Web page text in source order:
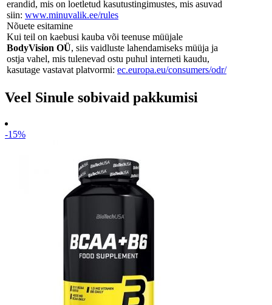
erandid, mis on loetletud kasutustingimustes, mis asuvad
siin: www.minuvalik.ee/rules
Nõuete esitamine
Kui teil on kaebusi kauba või teenuse müüjale
BodyVision OÜ, siis vaidluste lahendamiseks müüja ja
ostja vahel, mis tulenevad ostu puhul interneti kaudu,
kasutage vastavat platvormi: ec.europa.eu/consumers/odr/
Veel Sinule sobivaid pakkumisi
-15%